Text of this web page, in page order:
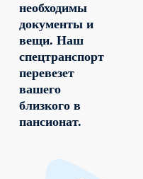
необходимы
документы и
вещи. Наш
спецтранспорт
перевезет
вашего
близкого в
пансионат.